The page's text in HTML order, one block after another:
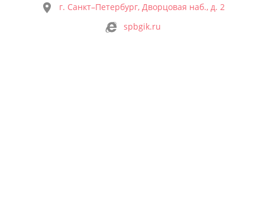
г. Санкт–Петербург, Дворцовая наб., д. 2
spbgik.ru